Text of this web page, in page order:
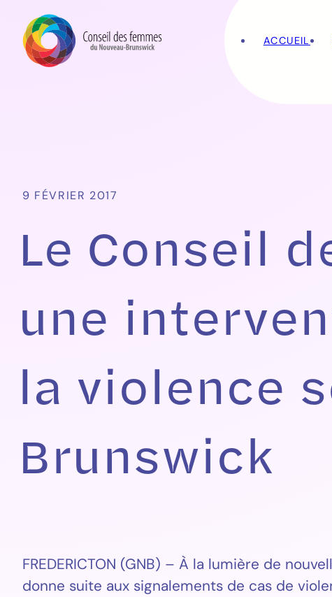
ACCUEIL
9 FÉVRIER 2017
Le Conseil
une
la violence
Brunswick
FREDERICTON (GNB) – À la lumière de
donne suite aux signalements de cas de